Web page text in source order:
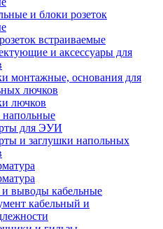
и блоки розеток
встраиваемые
и аксессуары для
монтажные, основания для
лючков
лючков
для ЭУИ
и заглушки напольных
выводы кабельные
кабельный и